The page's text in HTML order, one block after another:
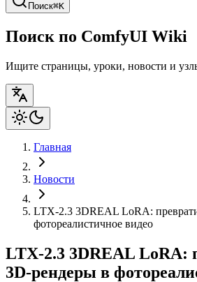
Поиск⌘K
Поиск по ComfyUI Wiki
Ищите страницы, уроки, новости и
Главная
Новости
LTX-2.3 3DREAL LoRA:
фотореалистичное видео
LTX-2.3 3DREAL LoRA:
3D-рендеры в